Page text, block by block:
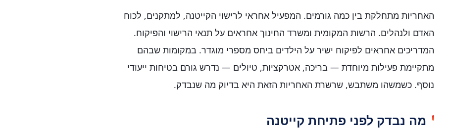
האחריות מתחלקת בין כמה גורמים. המפעיל אחראי לרישוי הקייטנה, למתקנים, לכוח
האדם ולנהלים. הרשות המקומית ומשרד החינוך אחראים על תנאי הרישוי והפיקוח.
המדריכים אחראים לפיקוח ישיר על הילדים ביחס מספרי מוגדר. במקומות שבהם
מתקיימת פעילות מיוחדת — בריכה, אטרקציות, טיולים — נדרש גורם בטיחות ייעודי
נוסף. כשמשהו משתבש, שרשרת האחריות הזאת היא בדיוק מה שנבדק.
מה נבדק לפני פתיחת קייטנה